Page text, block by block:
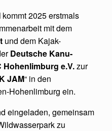
kommt 2025 erstmals
mit dem
und dem Kajak-
Deutsche Kanu-
Hohenlimburg e.V.zur
JAM“ in den
Hohenlimburg ein.
eingeladen, gemeinsam
zu